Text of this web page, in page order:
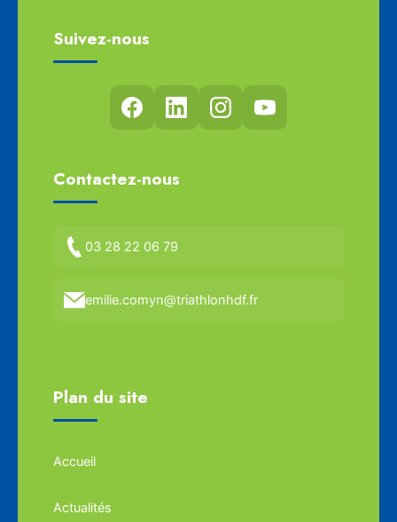
Suivez-nous
Contactez-nous
03 28 22 06 79
emilie.comyn@triathlonhdf.fr
Plan du site
Accueil
Actualités